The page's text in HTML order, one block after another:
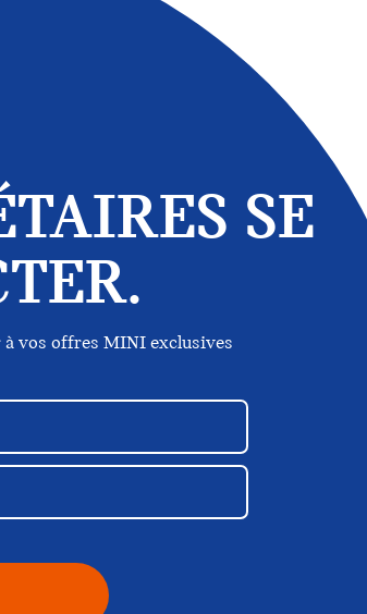
SE
à vos offres MINI exclusives